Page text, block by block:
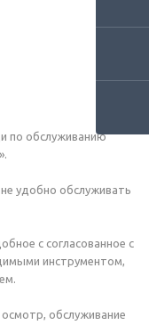
по обслуживанию
удобно обслуживать
с согласованное с
инструментом,
обслуживание